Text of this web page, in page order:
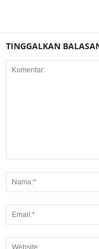
TINGGALKAN